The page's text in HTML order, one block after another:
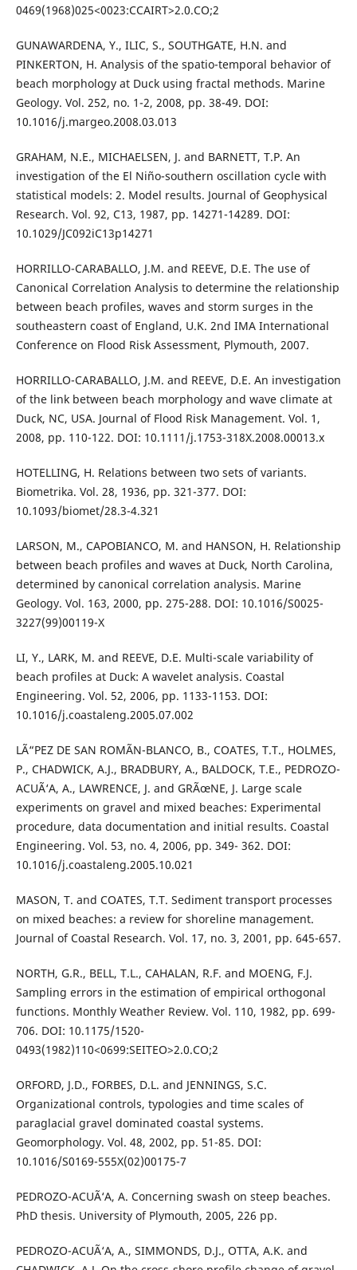
0469(1968)025<0023:CCAIRT>2.0.CO;2
GUNAWARDENA, Y., ILIC, S., SOUTHGATE, H.N. and
PINKERTON, H. Analysis of the spatio-temporal behavior of
beach morphology at Duck using fractal methods. Marine
Geology. Vol. 252, no. 1-2, 2008, pp. 38-49. DOI:
10.1016/j.margeo.2008.03.013
GRAHAM, N.E., MICHAELSEN, J. and BARNETT, T.P. An
investigation of the El Niño-southern oscillation cycle with
statistical models: 2. Model results. Journal of Geophysical
Research. Vol. 92, C13, 1987, pp. 14271-14289. DOI:
10.1029/JC092iC13p14271
HORRILLO-CARABALLO, J.M. and REEVE, D.E. The use of
Canonical Correlation Analysis to determine the relationship
between beach profiles, waves and storm surges in the
southeastern coast of England, U.K. 2nd IMA International
Conference on Flood Risk Assessment, Plymouth, 2007.
HORRILLO-CARABALLO, J.M. and REEVE, D.E. An investigation
of the link between beach morphology and wave climate at
Duck, NC, USA. Journal of Flood Risk Management. Vol. 1,
2008, pp. 110-122. DOI: 10.1111/j.1753-318X.2008.00013.x
HOTELLING, H. Relations between two sets of variants.
Biometrika. Vol. 28, 1936, pp. 321-377. DOI:
10.1093/biomet/28.3-4.321
LARSON, M., CAPOBIANCO, M. and HANSON, H. Relationship
between beach profiles and waves at Duck, North Carolina,
determined by canonical correlation analysis. Marine
Geology. Vol. 163, 2000, pp. 275-288. DOI: 10.1016/S0025-
3227(99)00119-X
LI, Y., LARK, M. and REEVE, D.E. Multi-scale variability of
beach profiles at Duck: A wavelet analysis. Coastal
Engineering. Vol. 52, 2006, pp. 1133-1153. DOI:
10.1016/j.coastaleng.2005.07.002
LÃ“PEZ DE SAN ROMÃN-BLANCO, B., COATES, T.T., HOLMES,
P., CHADWICK, A.J., BRADBURY, A., BALDOCK, T.E., PEDROZO-
ACUÃ‘A, A., LAWRENCE, J. and GRÃœNE, J. Large scale
experiments on gravel and mixed beaches: Experimental
procedure, data documentation and initial results. Coastal
Engineering. Vol. 53, no. 4, 2006, pp. 349- 362. DOI:
10.1016/j.coastaleng.2005.10.021
MASON, T. and COATES, T.T. Sediment transport processes
on mixed beaches: a review for shoreline management.
Journal of Coastal Research. Vol. 17, no. 3, 2001, pp. 645-657.
NORTH, G.R., BELL, T.L., CAHALAN, R.F. and MOENG, F.J.
Sampling errors in the estimation of empirical orthogonal
functions. Monthly Weather Review. Vol. 110, 1982, pp. 699-
706. DOI: 10.1175/1520-
0493(1982)110<0699:SEITEO>2.0.CO;2
ORFORD, J.D., FORBES, D.L. and JENNINGS, S.C.
Organizational controls, typologies and time scales of
paraglacial gravel dominated coastal systems.
Geomorphology. Vol. 48, 2002, pp. 51-85. DOI:
10.1016/S0169-555X(02)00175-7
PEDROZO-ACUÃ‘A, A. Concerning swash on steep beaches.
PhD thesis. University of Plymouth, 2005, 226 pp.
PEDROZO-ACUÃ‘A, A., SIMMONDS, D.J., OTTA, A.K. and